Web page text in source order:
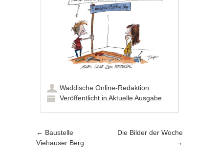
Waddische Online-Redaktion
Veröffentlicht inAktuelle Ausgabe
Artikel-Navigation
← Baustelle
Viehauser Berg
Die Bilder der Woche
→